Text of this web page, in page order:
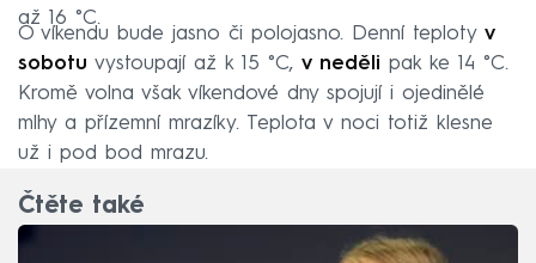
až 16 °C.
O víkendu bude jasno či polojasno. Denní teploty v
sobotu vystoupají až k 15 °C, v neděli pak ke 14 °C.
Kromě volna však víkendové dny spojují i ojedinělé
mlhy a přízemní mrazíky. Teplota v noci totiž klesne
už i pod bod mrazu.
Čtěte také